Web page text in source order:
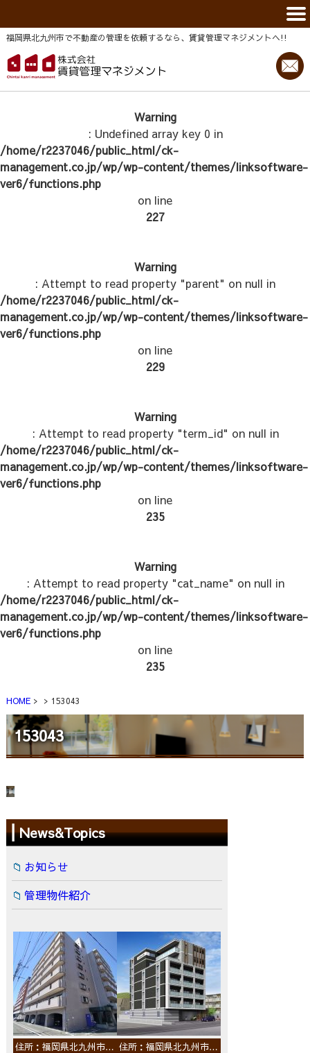
福岡県北九州市で不動産の管理を依頼するなら、賃貸管理マネジメントヘ!!
Warning
: Undefined array key 0 in
/home/r2237046/public_html/ck-
management.co.jp/wp/wp-content/themes/linksoftware-
ver6/functions.php
on line
227
Warning
: Attempt to read property "parent" on null in
/home/r2237046/public_html/ck-
management.co.jp/wp/wp-content/themes/linksoftware-
ver6/functions.php
on line
229
Warning
: Attempt to read property "term_id" on null in
/home/r2237046/public_html/ck-
management.co.jp/wp/wp-content/themes/linksoftware-
ver6/functions.php
on line
235
Warning
: Attempt to read property "cat_name" on null in
/home/r2237046/public_html/ck-
management.co.jp/wp/wp-content/themes/linksoftware-
ver6/functions.php
on line
235
HOME 153043
153043
News&Topics
お知らせ
管理物件紹介
住所：福岡県北九州市… 住所：福岡県北九州市…